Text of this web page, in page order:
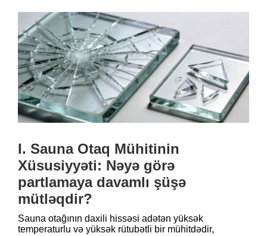
I. Sauna Otaq Mühitinin
Xüsusiyyəti: Nəyə görə
partlamaya davamlı şüşə
mütləqdir?
Sauna otağının daxili hissəsi adətən yüksək
temperaturlu və yüksək rütubətli bir mühitdədir,